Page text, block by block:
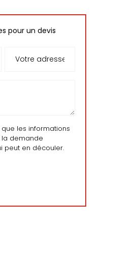
pour un devis
les informations
demande
peut en découler.